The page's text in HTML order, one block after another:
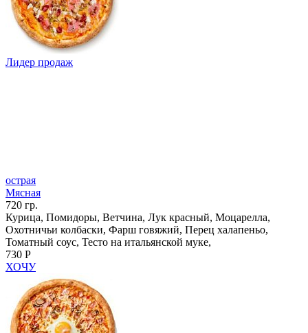
Лидер продаж
острая
Мясная
720 гр.
Курица, Помидоры, Ветчина, Лук красный, Моцарелла,
Охотничьи колбаски, Фарш говяжий, Перец халапеньо,
Томатный соус, Тесто на итальянской муке,
730 Р
ХОЧУ